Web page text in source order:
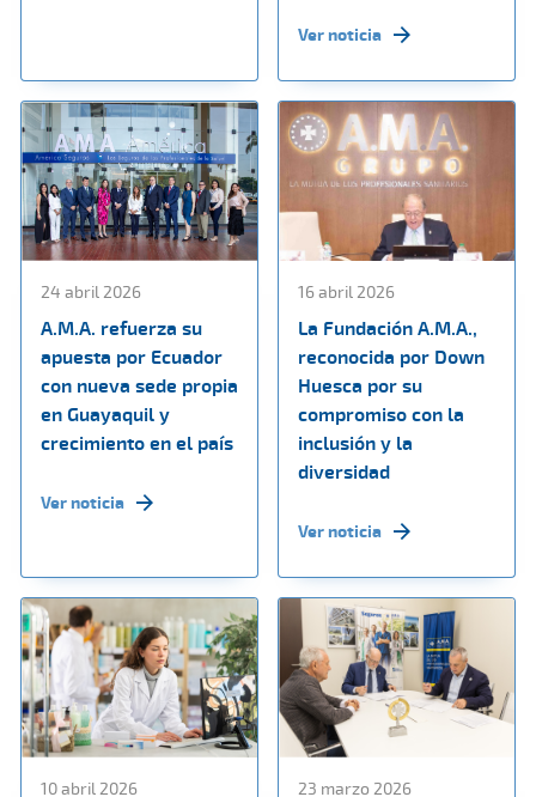
Ver noticia
24 abril 2026
A.M.A. refuerza su
apuesta por Ecuador
con nueva sede propia
en Guayaquil y
crecimiento en el país
Ver noticia
16 abril 2026
La Fundación A.M.A.,
reconocida por Down
Huesca por su
compromiso con la
inclusión y la
diversidad
Ver noticia
10 abril 2026 23 marzo 2026